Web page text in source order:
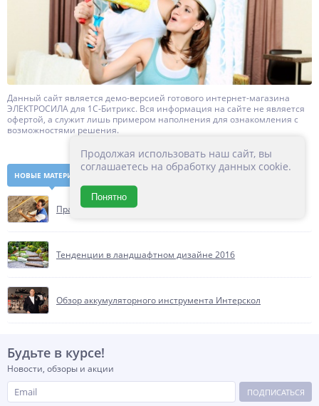
Данный сайт является демо-версией готового интернет-магазина
ЭЛЕКТРОСИЛА для 1С-Битрикс. Вся информация на сайте не является
офертой, а служит лишь примером наполнения для ознакомления с
возможностями решения.
НОВЫЕ МАТЕРИАЛЫ
Правильное утепление крыши в деревянном доме
Тенденции в ландшафтном дизайне 2016
Обзор аккумуляторного инструмента Интерскол
Будьте в курсе!
Новости, обзоры и акции
ПОДПИСАТЬСЯ
Продолжая использовать наш сайт, вы
соглашаетесь на обработку данных cookie.
Понятно